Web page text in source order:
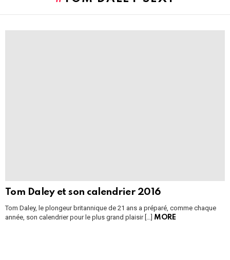
Tom Daley et son calendrier 2016
Tom Daley, le plongeur britannique de 21 ans a préparé, comme chaque
année, son calendrier pour le plus grand plaisir […] MORE